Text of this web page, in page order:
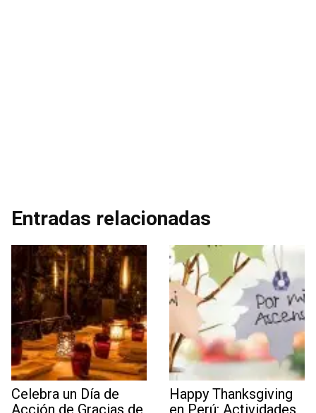
Entradas relacionadas
Celebra un Día de
Acción de Gracias de
Happy Thanksgiving
en Perú: Actividades